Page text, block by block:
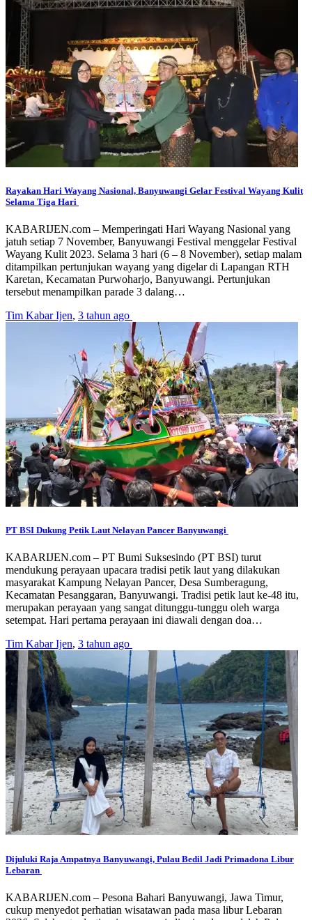
Rayakan Hari Wayang Nasional, Banyuwangi Gelar Festival Wayang Kulit
Selama Tiga Hari
KABARIJEN.com – Memperingati Hari Wayang Nasional yang
jatuh setiap 7 November, Banyuwangi Festival menggelar Festival
Wayang Kulit 2023. Selama 3 hari (6 – 8 November), setiap malam
ditampilkan pertunjukan wayang yang digelar di Lapangan RTH
Karetan, Kecamatan Purwoharjo, Banyuwangi. Pertunjukan
tersebut menampilkan parade 3 dalang…
Tim Kabar Ijen, 3 tahun ago
PT BSI Dukung Petik Laut Nelayan Pancer Banyuwangi
KABARIJEN.com – PT Bumi Suksesindo (PT BSI) turut
mendukung perayaan upacara tradisi petik laut yang dilakukan
masyarakat Kampung Nelayan Pancer, Desa Sumberagung,
Kecamatan Pesanggaran, Banyuwangi. Tradisi petik laut ke-48 itu,
merupakan perayaan yang sangat ditunggu-tunggu oleh warga
setempat. Hari pertama perayaan ini diawali dengan doa…
Tim Kabar Ijen, 3 tahun ago
Dijuluki Raja Ampatnya Banyuwangi, Pulau Bedil Jadi Primadona Libur
Lebaran
KABARIJEN.com – Pesona Bahari Banyuwangi, Jawa Timur,
cukup menyedot perhatian wisatawan pada masa libur Lebaran